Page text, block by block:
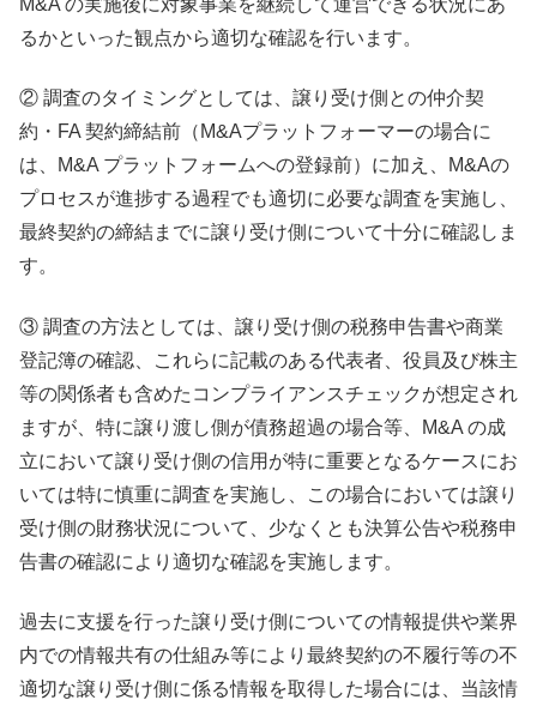
M&A の実施後に対象事業を継続して運営できる状況にあ
るかといった観点から適切な確認を行います。
② 調査のタイミングとしては、譲り受け側との仲介契
約・FA 契約締結前（M&Aプラットフォーマーの場合に
は、M&A プラットフォームへの登録前）に加え、M&Aの
プロセスが進捗する過程でも適切に必要な調査を実施し、
最終契約の締結までに譲り受け側について十分に確認しま
す。
③ 調査の方法としては、譲り受け側の税務申告書や商業
登記簿の確認、これらに記載のある代表者、役員及び株主
等の関係者も含めたコンプライアンスチェックが想定され
ますが、特に譲り渡し側が債務超過の場合等、M&A の成
立において譲り受け側の信用が特に重要となるケースにお
いては特に慎重に調査を実施し、この場合においては譲り
受け側の財務状況について、少なくとも決算公告や税務申
告書の確認により適切な確認を実施します。
過去に支援を行った譲り受け側についての情報提供や業界
内での情報共有の仕組み等により最終契約の不履行等の不
適切な譲り受け側に係る情報を取得した場合には、当該情